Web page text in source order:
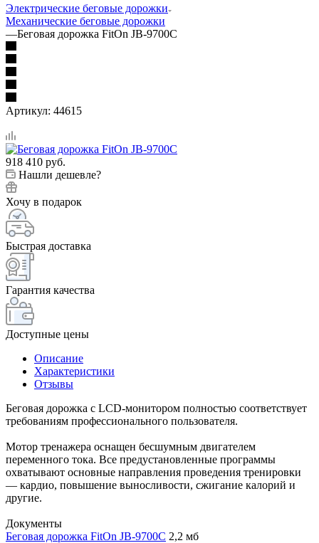
Электрические беговые дорожки
Механические беговые дорожки
—Беговая дорожка FitOn JB-9700C
Артикул: 44615
918 410 руб.
Нашли дешевле?
Хочу в подарок
Быстрая доставка
Гарантия качества
Доступные цены
Описание
Характеристики
Отзывы
Беговая дорожка с LCD-монитором полностью соответствует
требованиям профессионального пользователя.
Мотор тренажера оснащен бесшумным двигателем
переменного тока. Все предустановленные программы
охватывают основные направления проведения тренировки
— кардио, повышение выносливости, сжигание калорий и
другие.
Документы
Беговая дорожка FitOn JB-9700C 2,2 мб